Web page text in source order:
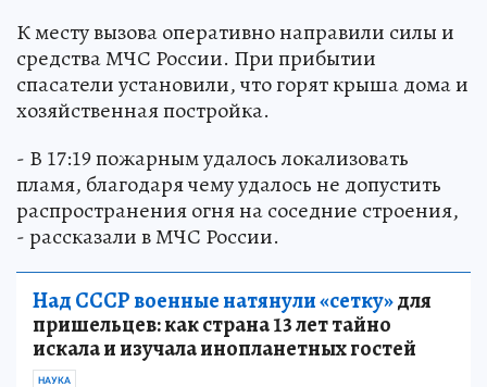
К месту вызова оперативно направили силы и
средства МЧС России. При прибытии
спасатели установили, что горят крыша дома и
хозяйственная постройка.
- В 17:19 пожарным удалось локализовать
пламя, благодаря чему удалось не допустить
распространения огня на соседние строения,
- рассказали в МЧС России.
Над СССР военные натянули «сетку»для
пришельцев: как страна 13 лет тайно
искала и изучала инопланетных гостей
НАУКА